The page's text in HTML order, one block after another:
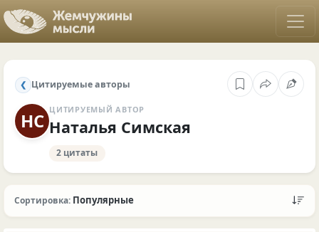
❮ Цитируемые авторы
НС ЦИТИРУЕМЫЙ АВТОР
Наталья Симская
2 цитаты
Сортировка: Популярные